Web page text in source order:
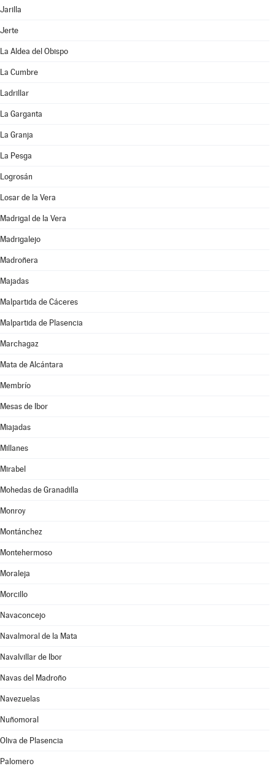
Jarilla
Jerte
La Aldea del Obispo
La Cumbre
Ladrillar
La Garganta
La Granja
La Pesga
Logrosán
Losar de la Vera
Madrigal de la Vera
Madrigalejo
Madroñera
Majadas
Malpartida de Cáceres
Malpartida de Plasencia
Marchagaz
Mata de Alcántara
Membrío
Mesas de Ibor
Miajadas
Millanes
Mirabel
Mohedas de Granadilla
Monroy
Montánchez
Montehermoso
Moraleja
Morcillo
Navaconcejo
Navalmoral de la Mata
Navalvillar de Ibor
Navas del Madroño
Navezuelas
Nuñomoral
Oliva de Plasencia
Palomero